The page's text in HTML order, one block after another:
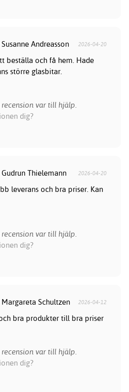
Andreasson 2026-04-20
beställa och få hem. Hade
större glasbitar.
var till hjälp.
dig?
Thielemann 2026-04-20
leverans och bra priser. Kan
var till hjälp.
dig?
Schultzen 2026-04-12
bra produkter till bra priser
var till hjälp.
dig?